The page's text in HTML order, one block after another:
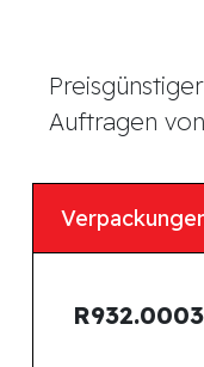
Auftragen
R932.0003